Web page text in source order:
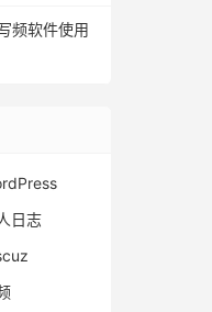
频软件使用
日志